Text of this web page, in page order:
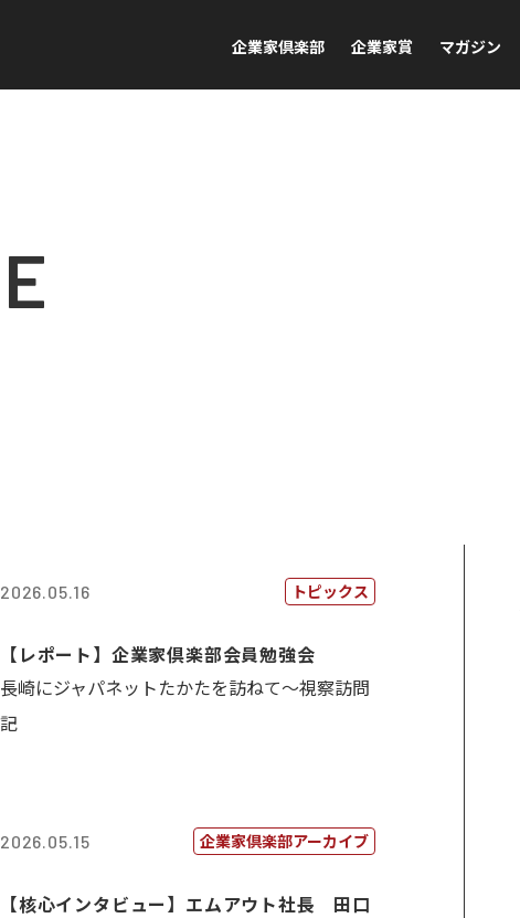
企業家倶楽部 企業家賞 マガジン
2026.05.16 トピックス
【レポート】企業家倶楽部会員勉強会
長崎にジャパネットたかたを訪ねて～視察訪問
記
2026.05.15 企業家倶楽部アーカイブ
【核心インタビュー】エムアウト社長 田口